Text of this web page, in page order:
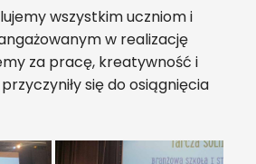
wszystkim uczniom i
w realizację
za pracę, kreatywność i
się do osiągnięcia